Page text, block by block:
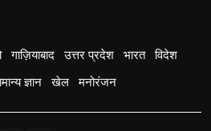
गाज़ियाबाद उत्तर प्रदेश भारत विदेश
ज्ञान खेल मनोरंजन